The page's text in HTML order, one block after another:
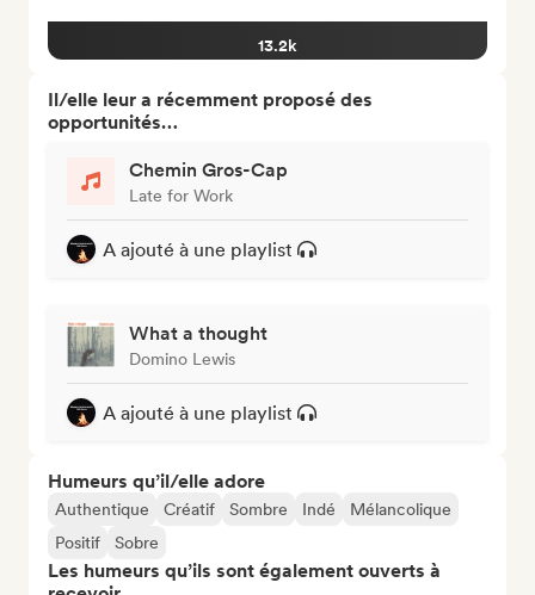
13.2k
Il/elle leur a récemment proposé des
opportunités…
Chemin Gros-Cap
Late for Work
A ajouté à une playlist
What a thought
Domino Lewis
A ajouté à une playlist
Humeurs qu’il/elle adore
Authentique Créatif Sombre Indé
Mélancolique
Positif
Sobre
Les humeurs qu’ils sont également ouverts à